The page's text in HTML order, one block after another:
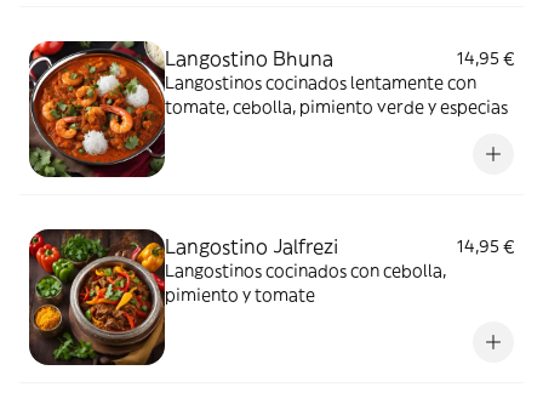
Langostino Bhuna
14,95 €
Langostinos cocinados lentamente con
tomate, cebolla, pimiento verde y especias
Langostino Jalfrezi
14,95 €
Langostinos cocinados con cebolla,
pimiento y tomate